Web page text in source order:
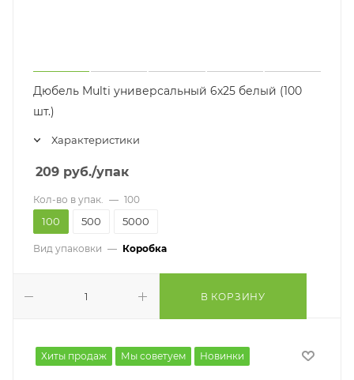
Дюбель Multi универсальный 6x25 белый (100
шт.)
Характеристики
209 руб./упак
Кол-во в упак. — 100
100 500 5000
Вид упаковки — Коробка
В КОРЗИНУ
Хиты продаж Мы советуем Новинки